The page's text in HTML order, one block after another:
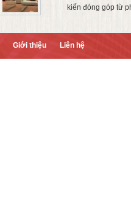
kiến đóng góp từ
Giới thiệu Liên hệ